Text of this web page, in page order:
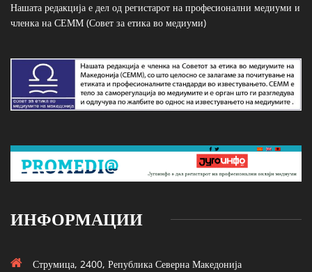
Нашата редакција е дел од регистарот на професионални медиуми и
членка на СЕММ (Совет за етика во медиуми)
ИНФОРМАЦИИ
Струмица, 2400, Република Северна Македонија